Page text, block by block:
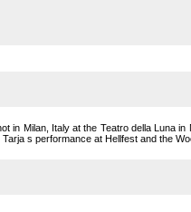
in Milan, Italy at the Teatro della Luna
s performance at Hellfest and the